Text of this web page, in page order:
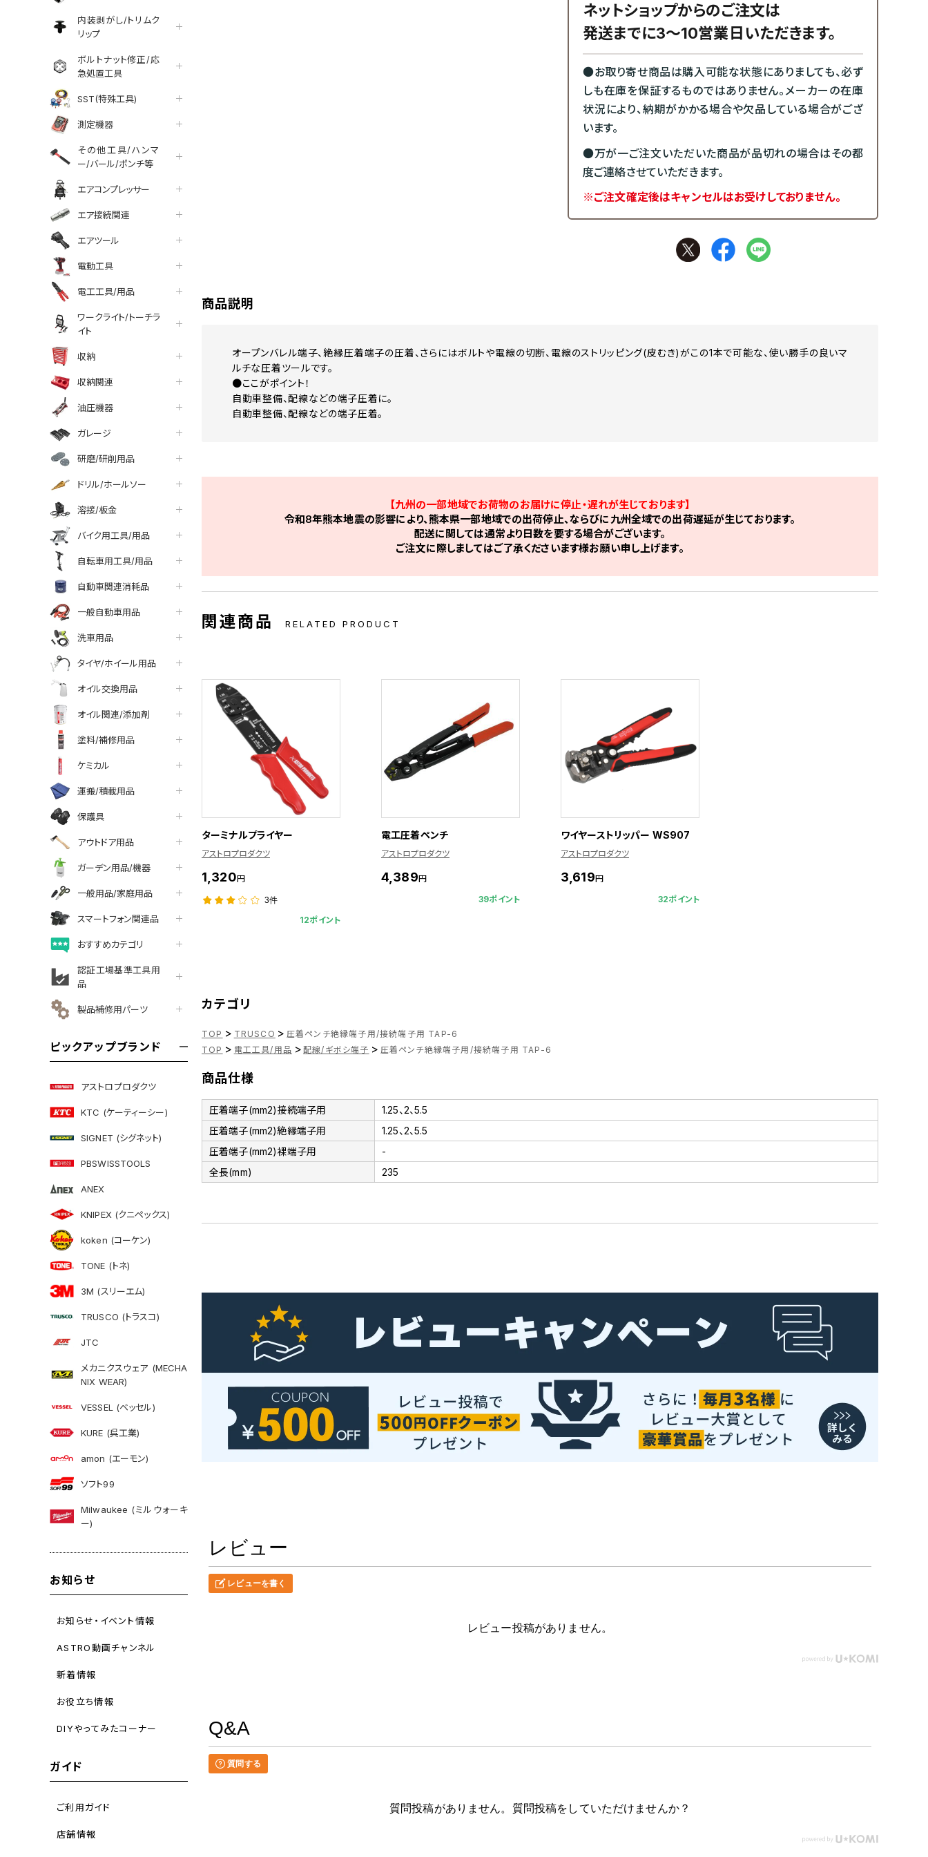
内装剥がし/トリムク
リップ
ボルトナット修正/応
急処置工具
SST(特殊工具)
測定機器
その他工具/ハンマ
ー/バール/ポンチ等
エアコンプレッサー
エア接続関連
エアツール
電動工具
電工工具/用品
ワークライト/トーチラ
イト
収納
収納関連
油圧機器
ガレージ
研磨/研削用品
ドリル/ホールソー
溶接/板金
バイク用工具/用品
自転車用工具/用品
自動車関連消耗品
一般自動車用品
洗車用品
タイヤ/ホイール用品
オイル交換用品
オイル関連/添加剤
塗料/補修用品
ケミカル
運搬/積載用品
保護具
アウトドア用品
ガーデン用品/機器
一般用品/家庭用品
スマートフォン関連品
おすすめカテゴリ
認証工場基準工具用
品
製品補修用パーツ
ピックアップブランド
アストロプロダクツ
KTC (ケーティーシー)
SIGNET (シグネット)
PBSWISSTOOLS
ANEX
KNIPEX (クニペックス)
koken (コーケン)
TONE (トネ)
3M (スリーエム)
TRUSCO (トラスコ)
JTC
メカニクスウェア (MECHA
NIX WEAR)
VESSEL (ベッセル)
KURE (呉工業)
amon (エーモン)
ソフト99
Milwaukee (ミルウォーキ
ー)
お知らせ
お知らせ・イベント情報
ASTRO動画チャンネル
新着情報
お役立ち情報
DIYやってみたコーナー
ガイド
ご利用ガイド
店舗情報
ネットショップからのご注文は
発送までに3～10営業日いただきます。
●お取り寄せ商品は購入可能な状態にありましても、必ず
しも在庫を保証するものではありません。メーカーの在庫
状況により、納期がかかる場合や欠品している場合がござ
います。
●万が一ご注文いただいた商品が品切れの場合はその都
度ご連絡させていただきます。
※ご注文確定後はキャンセルはお受けしておりません。
facebook
line
商品説明
オープンバレル端子、絶縁圧着端子の圧着、さらにはボルトや電線の切断、電線のストリッピング(皮むき)がこの1本で可能な、使い勝手の良いマ
ルチな圧着ツールです。
●ここがポイント！
自動車整備、配線などの端子圧着に。
自動車整備、配線などの端子圧着。
【九州の一部地域でお荷物のお届けに停止・遅れが生じております】
令和8年熊本地震の影響により、熊本県一部地域での出荷停止、ならびに九州全域での出荷遅延が生じております。
配送に関しては通常より日数を要する場合がございます。
ご注文に際しましてはご了承くださいます様お願い申し上げます。
関連商品 RELATED PRODUCT
ターミナルプライヤー
アストロプロダクツ
1,320円
3件
12ポイント
電工圧着ペンチ
アストロプロダクツ
4,389円
39ポイント
ワイヤーストリッパー WS907
アストロプロダクツ
3,619円
32ポイント
カテゴリ
TOP > TRUSCO > 圧着ペンチ絶縁端子用/接続端子用 TAP-6
TOP > 電工工具/用品 > 配線/ギボシ端子 > 圧着ペンチ絶縁端子用/接続端子用 TAP-6
商品仕様
圧着端子(mm2)接続端子用
1.25、2、5.5
圧着端子(mm2)絶縁端子用
1.25、2、5.5
圧着端子(mm2)裸端子用
-
全長(mm)
235
レビュー
レビューを書く
レビュー投稿がありません。
Q&A
質問する
質問投稿がありません。質問投稿をしていただけませんか？